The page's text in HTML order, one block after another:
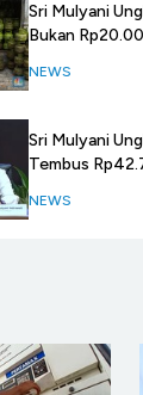
Sri Mulyani
Bukan
NEWS
Sri Mulyani
Tembus
NEWS